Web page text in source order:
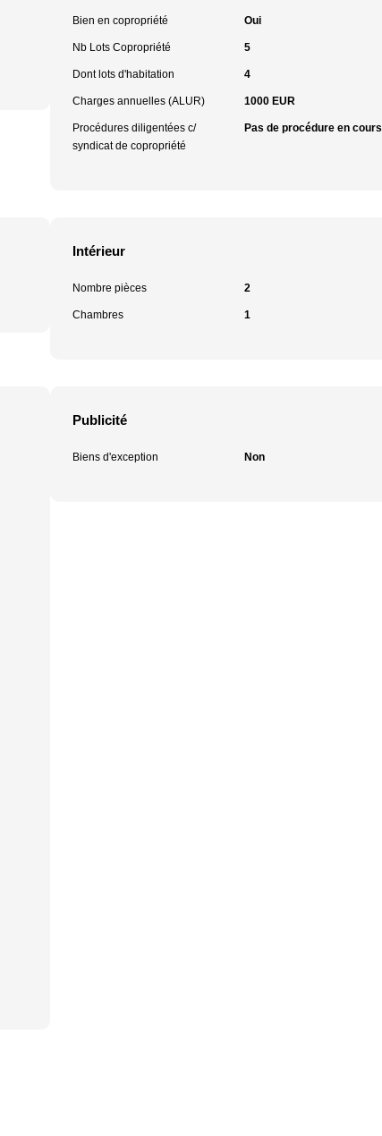
Bien en copropriété Oui
Nb Lots Copropriété 5
Dont lots d'habitation 4
Charges annuelles (ALUR) 1000 EUR
Procédures diligentées c/
syndicat de copropriété
Pas de procédure en cours
Intérieur
Nombre pièces 2
Chambres 1
Publicité
Biens d'exception Non